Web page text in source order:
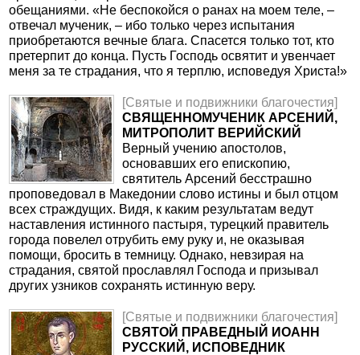
обещаниями. «Не беспокойся о ранах на моем теле, –
отвечал мученик, – ибо только через испытания
приобретаются вечные блага. Спасется только тот, кто
претерпит до конца. Пусть Господь освятит и увенчает
меня за те страдания, что я терплю, исповедуя Христа!»
[Святые и подвижники благочестия]
СВЯЩЕННОМУЧЕНИК АРСЕНИЙ,
МИТРОПОЛИТ ВЕРИЙСКИЙ
Верный учению апостолов,
основавших его епископию,
святитель Арсений бесстрашно
проповедовал в Македонии слово истины и был отцом
всех страждущих. Видя, к каким результатам ведут
наставления истинного пастыря, турецкий правитель
города повелел отрубить ему руку и, не оказывая
помощи, бросить в темницу. Однако, невзирая на
страдания, святой прославлял Господа и призывал
других узников сохранять истинную веру.
[Святые и подвижники благочестия]
СВЯТОЙ ПРАВЕДНЫЙ ИОАНН
РУССКИЙ, ИСПОВЕДНИК